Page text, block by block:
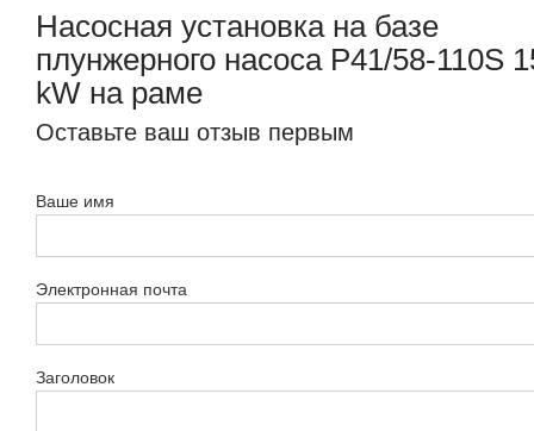
Насосная установка на базе
плунжерного насоса P41/58-110S
kW на раме
Оставьте ваш отзыв первым
Ваше имя
Электронная почта
Заголовок